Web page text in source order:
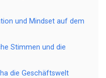
und Mindset auf dem
Stimmen und die
die Geschäftswelt